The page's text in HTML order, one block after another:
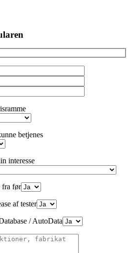
betjenes
interesse
fra før
af tester
/ AutoData